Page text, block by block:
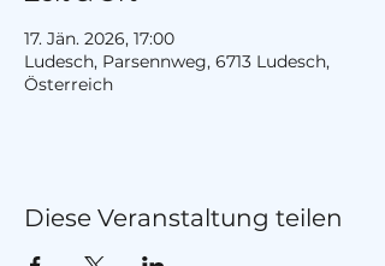
17. Jän. 2026, 17:00
Ludesch, Parsennweg, 6713 Ludesch,
Österreich
Diese Veranstaltung teilen